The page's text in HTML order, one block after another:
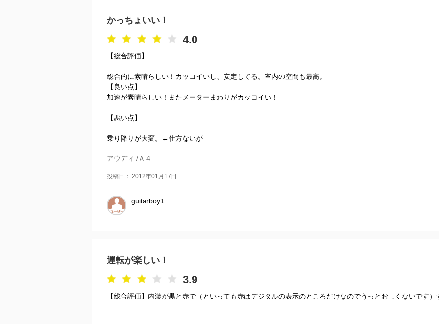
かっちょいい！
4.0
【総合評価】
総合的に素晴らしい！カッコイいし、安定してる。室内の空間も最高。
【良い点】
加速が素晴らしい！またメーターまわりがカッコイい！
【悪い点】
乗り降りが大変。←仕方ないが
アウディ /Ａ４
投稿日： 2012年01月17日
guitarboy1...
運転が楽しい！
3.9
【総合評価】内装が黒と赤で（といっても赤はデジタルの表示のところだけなのでうっとおしくないです）